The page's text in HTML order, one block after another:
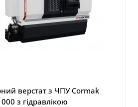
верстат з ЧПУ Cormak
з гідравлікою